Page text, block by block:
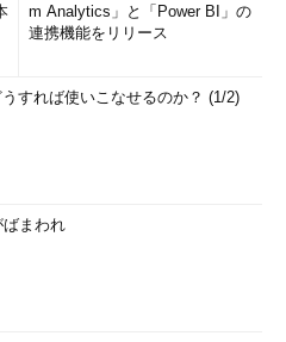
m Analytics」と「Power BI」の
連携機能をリリース
うすれば使いこなせるのか？ (1/2)
まわれ